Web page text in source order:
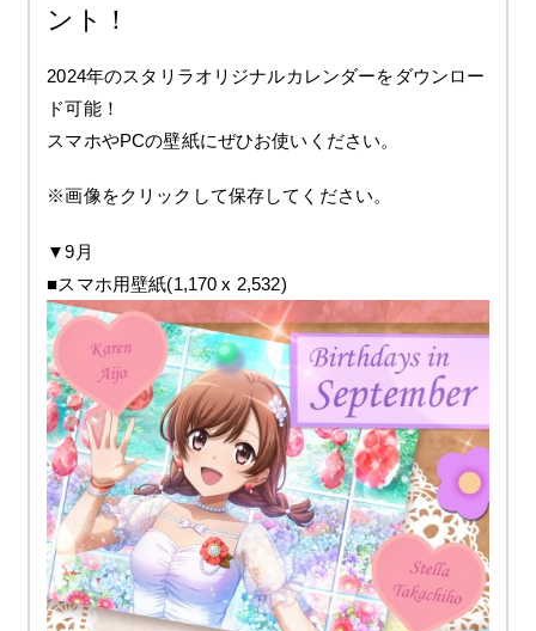
ント！
2024年のスタリラオリジナルカレンダーをダウンロー
ド可能！
スマホやPCの壁紙にぜひお使いください。
※画像をクリックして保存してください。
▼9月
■スマホ用壁紙(1,170 x 2,532)